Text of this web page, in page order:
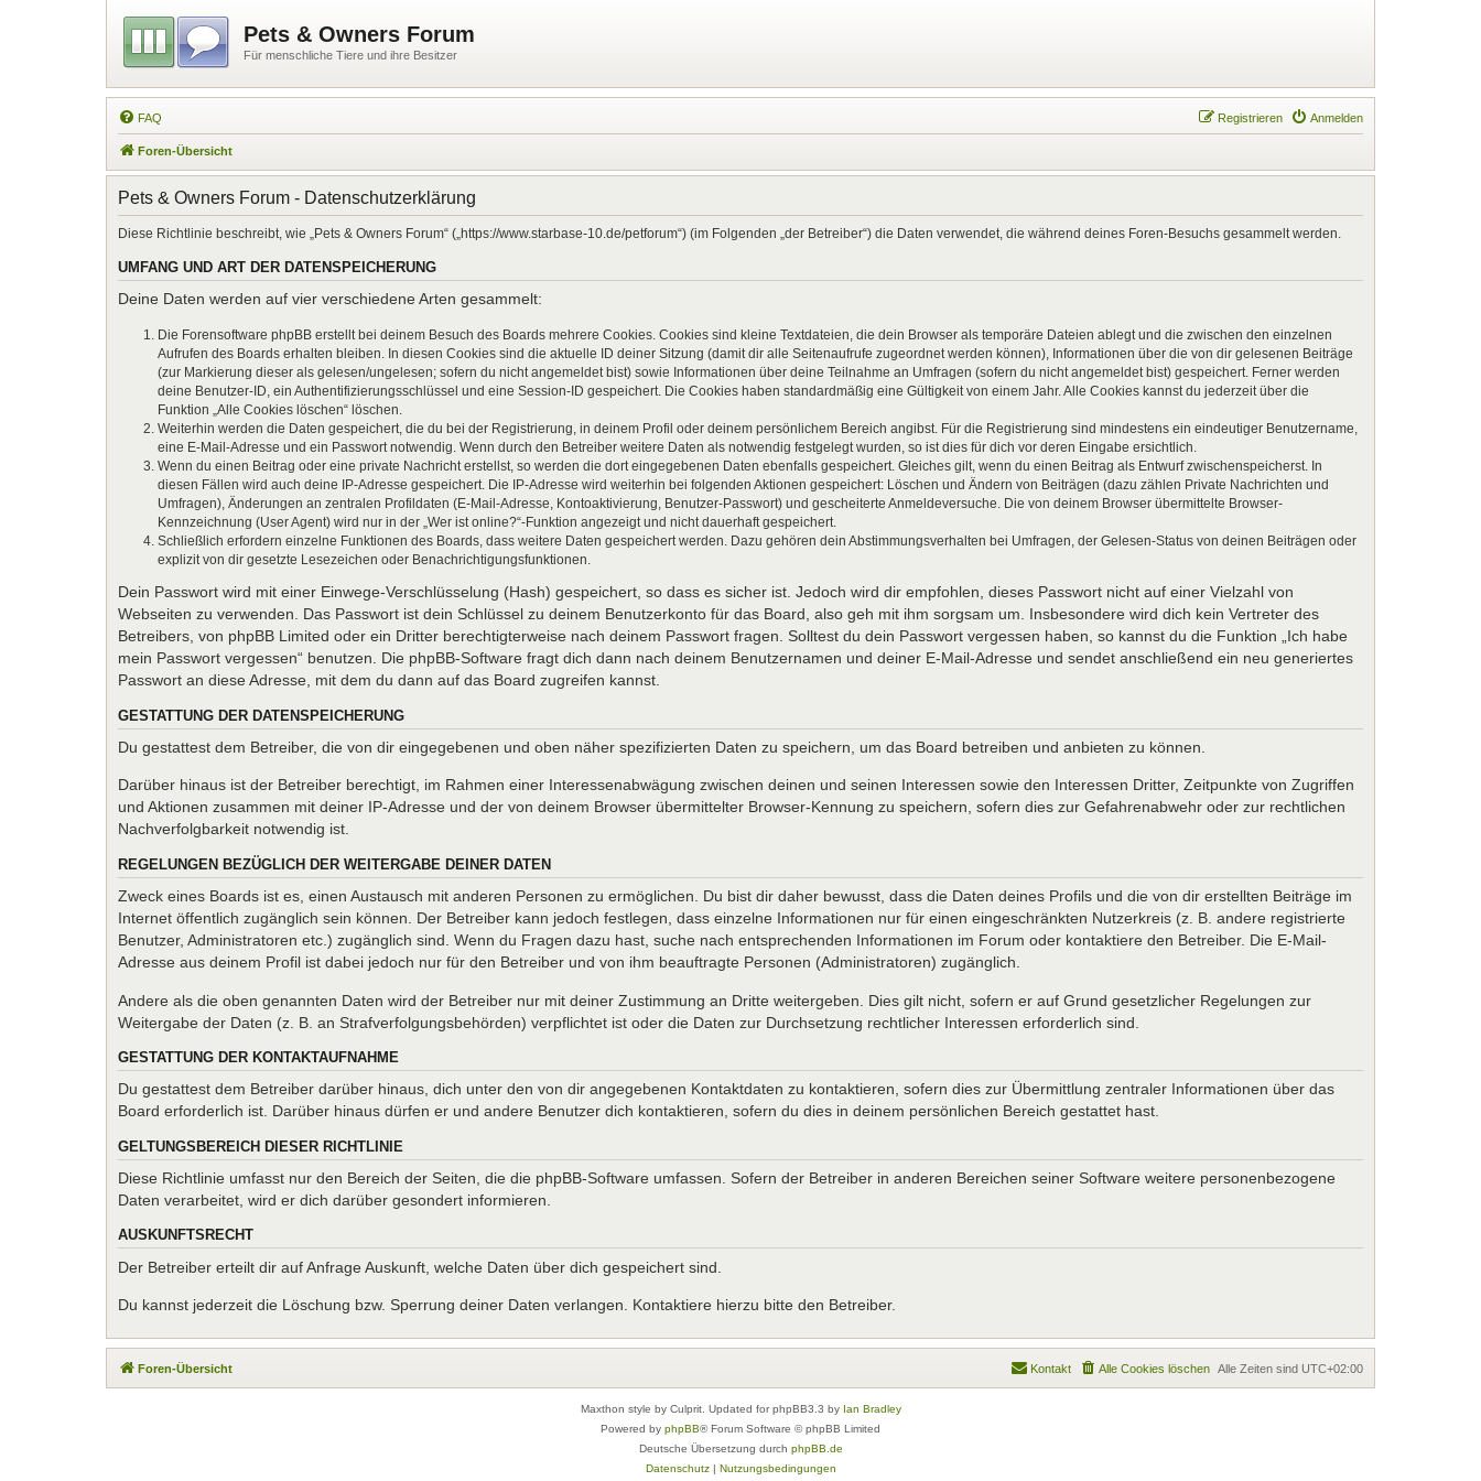
Pets & Owners Forum
Für menschliche Tiere und ihre Besitzer
FAQ Anmelden
Registrieren
Foren-Übersicht
Pets & Owners Forum - Datenschutzerklärung
Diese Richtlinie beschreibt, wie „Pets & Owners Forum“ („https://www.starbase-10.de/petforum“) (im Folgenden „der Betreiber“) die Daten verwendet, die während deines Foren-Besuchs gesammelt werden.
UMFANG UND ART DER DATENSPEICHERUNG
Deine Daten werden auf vier verschiedene Arten gesammelt:
Die Forensoftware phpBB erstellt bei deinem Besuch des Boards mehrere Cookies. Cookies sind kleine Textdateien, die dein Browser als temporäre Dateien ablegt und die zwischen den einzelnen
Aufrufen des Boards erhalten bleiben. In diesen Cookies sind die aktuelle ID deiner Sitzung (damit dir alle Seitenaufrufe zugeordnet werden können), Informationen über die von dir gelesenen Beiträge
(zur Markierung dieser als gelesen/ungelesen; sofern du nicht angemeldet bist) sowie Informationen über deine Teilnahme an Umfragen (sofern du nicht angemeldet bist) gespeichert. Ferner werden
deine Benutzer-ID, ein Authentifizierungsschlüssel und eine Session-ID gespeichert. Die Cookies haben standardmäßig eine Gültigkeit von einem Jahr. Alle Cookies kannst du jederzeit über die
Funktion „Alle Cookies löschen“ löschen.
Weiterhin werden die Daten gespeichert, die du bei der Registrierung, in deinem Profil oder deinem persönlichem Bereich angibst. Für die Registrierung sind mindestens ein eindeutiger Benutzername,
eine E-Mail-Adresse und ein Passwort notwendig. Wenn durch den Betreiber weitere Daten als notwendig festgelegt wurden, so ist dies für dich vor deren Eingabe ersichtlich.
Wenn du einen Beitrag oder eine private Nachricht erstellst, so werden die dort eingegebenen Daten ebenfalls gespeichert. Gleiches gilt, wenn du einen Beitrag als Entwurf zwischenspeicherst. In
diesen Fällen wird auch deine IP-Adresse gespeichert. Die IP-Adresse wird weiterhin bei folgenden Aktionen gespeichert: Löschen und Ändern von Beiträgen (dazu zählen Private Nachrichten und
Umfragen), Änderungen an zentralen Profildaten (E-Mail-Adresse, Kontoaktivierung, Benutzer-Passwort) und gescheiterte Anmeldeversuche. Die von deinem Browser übermittelte Browser-
Kennzeichnung (User Agent) wird nur in der „Wer ist online?“-Funktion angezeigt und nicht dauerhaft gespeichert.
Schließlich erfordern einzelne Funktionen des Boards, dass weitere Daten gespeichert werden. Dazu gehören dein Abstimmungsverhalten bei Umfragen, der Gelesen-Status von deinen Beiträgen oder
explizit von dir gesetzte Lesezeichen oder Benachrichtigungsfunktionen.
Dein Passwort wird mit einer Einwege-Verschlüsselung (Hash) gespeichert, so dass es sicher ist. Jedoch wird dir empfohlen, dieses Passwort nicht auf einer Vielzahl von
Webseiten zu verwenden. Das Passwort ist dein Schlüssel zu deinem Benutzerkonto für das Board, also geh mit ihm sorgsam um. Insbesondere wird dich kein Vertreter des
Betreibers, von phpBB Limited oder ein Dritter berechtigterweise nach deinem Passwort fragen. Solltest du dein Passwort vergessen haben, so kannst du die Funktion „Ich habe
mein Passwort vergessen“ benutzen. Die phpBB-Software fragt dich dann nach deinem Benutzernamen und deiner E-Mail-Adresse und sendet anschließend ein neu generiertes
Passwort an diese Adresse, mit dem du dann auf das Board zugreifen kannst.
GESTATTUNG DER DATENSPEICHERUNG
Du gestattest dem Betreiber, die von dir eingegebenen und oben näher spezifizierten Daten zu speichern, um das Board betreiben und anbieten zu können.
Darüber hinaus ist der Betreiber berechtigt, im Rahmen einer Interessenabwägung zwischen deinen und seinen Interessen sowie den Interessen Dritter, Zeitpunkte von Zugriffen
und Aktionen zusammen mit deiner IP-Adresse und der von deinem Browser übermittelter Browser-Kennung zu speichern, sofern dies zur Gefahrenabwehr oder zur rechtlichen
Nachverfolgbarkeit notwendig ist.
REGELUNGEN BEZÜGLICH DER WEITERGABE DEINER DATEN
Zweck eines Boards ist es, einen Austausch mit anderen Personen zu ermöglichen. Du bist dir daher bewusst, dass die Daten deines Profils und die von dir erstellten Beiträge im
Internet öffentlich zugänglich sein können. Der Betreiber kann jedoch festlegen, dass einzelne Informationen nur für einen eingeschränkten Nutzerkreis (z. B. andere registrierte
Benutzer, Administratoren etc.) zugänglich sind. Wenn du Fragen dazu hast, suche nach entsprechenden Informationen im Forum oder kontaktiere den Betreiber. Die E-Mail-
Adresse aus deinem Profil ist dabei jedoch nur für den Betreiber und von ihm beauftragte Personen (Administratoren) zugänglich.
Andere als die oben genannten Daten wird der Betreiber nur mit deiner Zustimmung an Dritte weitergeben. Dies gilt nicht, sofern er auf Grund gesetzlicher Regelungen zur
Weitergabe der Daten (z. B. an Strafverfolgungsbehörden) verpflichtet ist oder die Daten zur Durchsetzung rechtlicher Interessen erforderlich sind.
GESTATTUNG DER KONTAKTAUFNAHME
Du gestattest dem Betreiber darüber hinaus, dich unter den von dir angegebenen Kontaktdaten zu kontaktieren, sofern dies zur Übermittlung zentraler Informationen über das
Board erforderlich ist. Darüber hinaus dürfen er und andere Benutzer dich kontaktieren, sofern du dies in deinem persönlichen Bereich gestattet hast.
GELTUNGSBEREICH DIESER RICHTLINIE
Diese Richtlinie umfasst nur den Bereich der Seiten, die die phpBB-Software umfassen. Sofern der Betreiber in anderen Bereichen seiner Software weitere personenbezogene
Daten verarbeitet, wird er dich darüber gesondert informieren.
AUSKUNFTSRECHT
Der Betreiber erteilt dir auf Anfrage Auskunft, welche Daten über dich gespeichert sind.
Du kannst jederzeit die Löschung bzw. Sperrung deiner Daten verlangen. Kontaktiere hierzu bitte den Betreiber.
Foren-Übersicht Alle Zeiten sind UTC+02:00
Alle Cookies löschen
Kontakt
Maxthon style by Culprit. Updated for phpBB3.3 by Ian Bradley
Powered by phpBB® Forum Software © phpBB Limited
Deutsche Übersetzung durch phpBB.de
Datenschutz| Nutzungsbedingungen